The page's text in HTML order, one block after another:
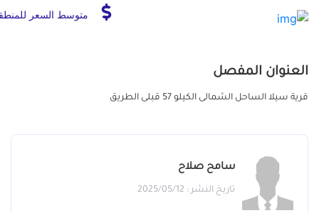
متوسط السعر
العنوان المفصل
قرية سيلا الساحل الشمالى الكيلو 57 قبلى الطريق
سامح صلاح
تاريخ النشر : 2025/05/12